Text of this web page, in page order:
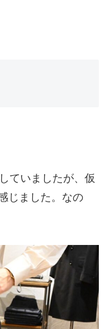
ていましたが、仮
じました。なの